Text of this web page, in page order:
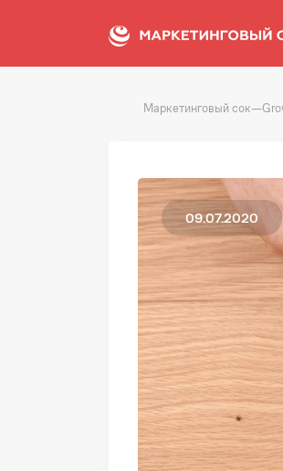
Маркетинговый сок—
09.07.2020